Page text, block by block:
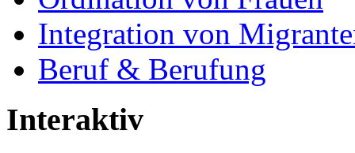
Integration von
Beruf & Berufung
Interaktiv